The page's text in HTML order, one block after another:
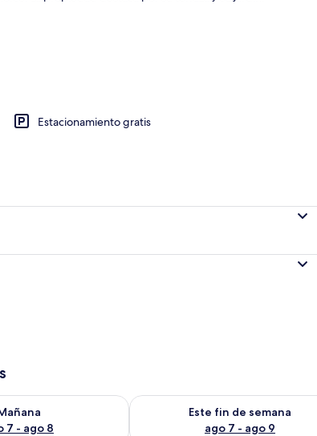
Estacionamiento gratis
7 - ago 8
para mañana ago 7 - ago 8
Este fin de semana
ago 7 - ago 9
Consulta la disponibilidad para